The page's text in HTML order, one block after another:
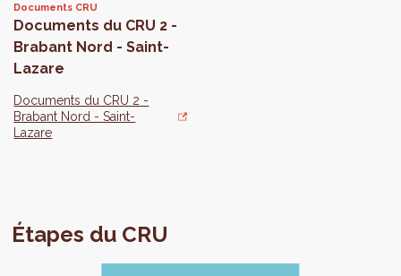
Documents CRU
Documents du CRU 2 -
Brabant Nord - Saint-
Lazare
Documents du CRU 2 -
Brabant Nord - Saint-
Lazare
Étapes du CRU